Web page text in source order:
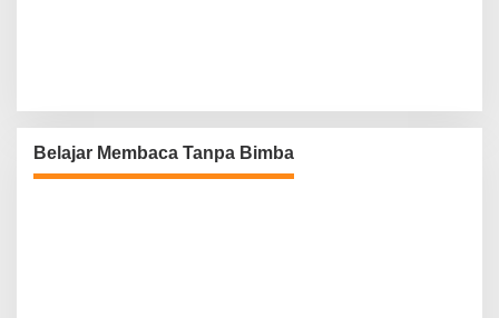
Belajar Membaca Tanpa Bimba